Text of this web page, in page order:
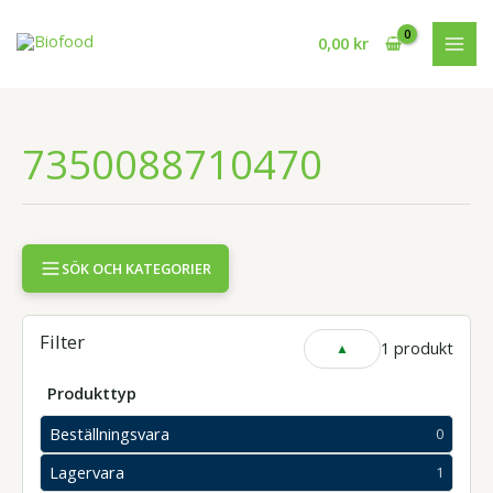
0,00 kr
7350088710470
SÖK OCH KATEGORIER
Filter VISA
ELLER
1 produkt
Produkttyp
Beställningsvara
0
0
produkter
Lagervara 1
1